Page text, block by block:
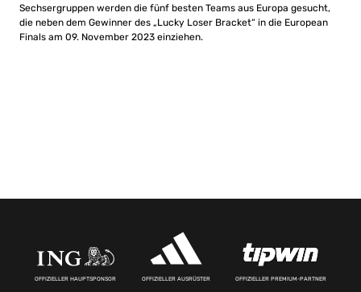
Sechsergruppen werden die fünf besten Teams aus Europa gesucht,
die neben dem Gewinner des „Lucky Loser Bracket“ in die European
Finals am 09. November 2023 einziehen.
OFFIZIELLER HAUPTSPONSOR OFFIZIELLER AUSRÜSTER OFFIZIELLER PREMIUM-PARTNER